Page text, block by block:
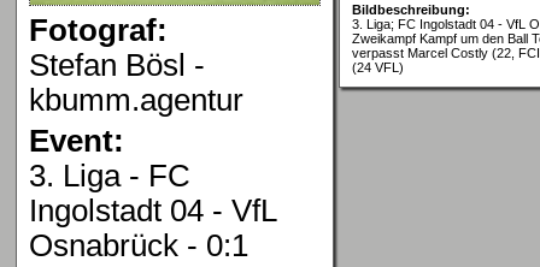
Fotograf:
Stefan Bösl -
kbumm.agentur
Event:
3. Liga - FC
Ingolstadt 04 - VfL
Osnabrück - 0:1
Bildbeschreibung:
3. Liga; FC Ingolstadt 04 - VfL
Zweikampf Kampf um den Ball
verpasst Marcel Costly (22,
(24 VFL)